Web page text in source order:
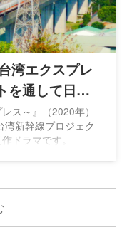
湾エクスプレ
を通して日台
ス～』（2020年）
湾新幹線プロジェク
ドラマです。